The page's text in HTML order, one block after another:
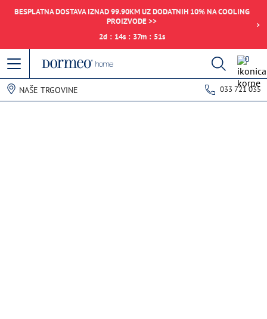
BESPLATNA DOSTAVA IZNAD 99.90KM UZ DODATNIH 10% NA COOLING
PROIZVODE >>
2d : 14s : 37m : 51s
0
NAŠE TRGOVINE 033 721 035